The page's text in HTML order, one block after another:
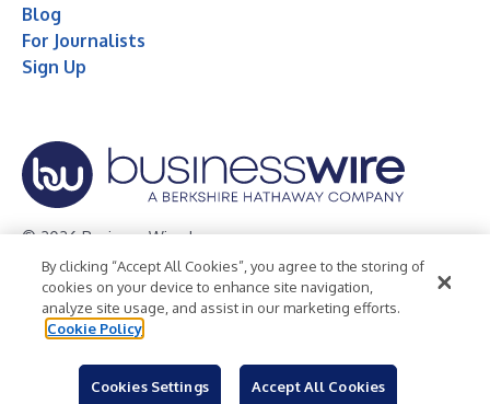
Blog
For Journalists
Sign Up
© 2026 Business Wire, Inc.
Privacy Policy Cookie Policy
Accessibility Statement
Terms of Use
Legal
By clicking “Accept All Cookies”, you agree to the storing of
cookies on your device to enhance site navigation,
analyze site usage, and assist in our marketing efforts.
Cookie Policy
Cookies Settings Accept All Cookies